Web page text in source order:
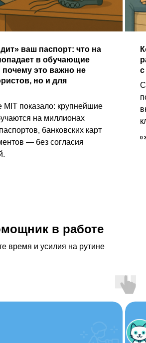
ваш паспорт: что на
в обучающие
это важно не
но и для
MIT показало: крупнейшие
на миллионах
банковских карт
— без согласия
в работе
время и усилия на рутине